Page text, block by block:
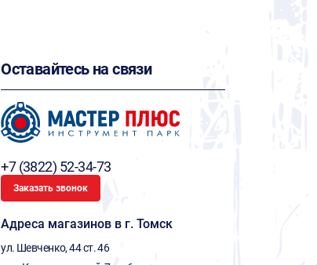
Оставайтесь на связи
+7 (3822) 52-34-73
Заказать звонок
Адреса магазинов в г. Томск
ул. Шевченко, 44 ст. 46